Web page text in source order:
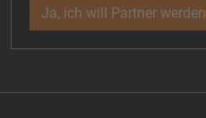
Ja, ich will Partner werden